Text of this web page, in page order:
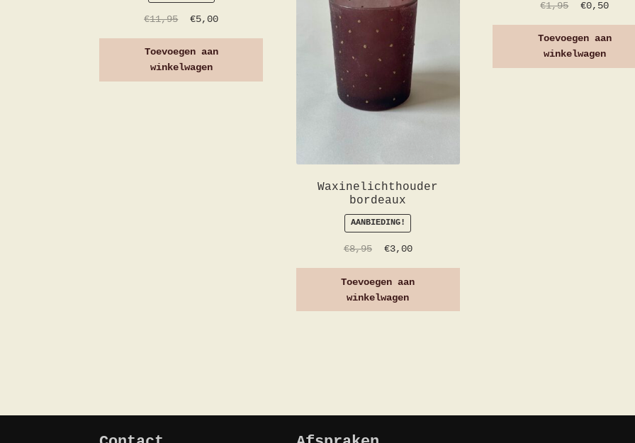
€11,95 €5,00
Toevoegen aan
winkelwagen
Waxinelichthouder
bordeaux
AANBIEDING!
€8,95 €3,00
Toevoegen aan
winkelwagen
€1,95 €0,50
Toevoegen aan
winkelwagen